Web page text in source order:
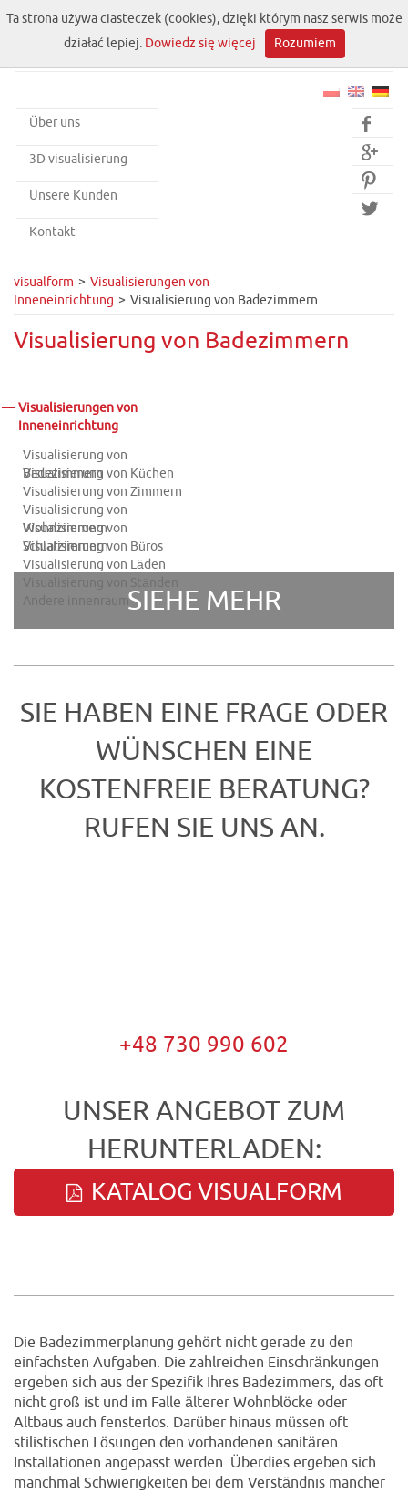




Über uns
3D visualisierung
Unsere Kunden
Kontakt
visualform
Visualisierungen von
Inneneinrichtung
Visualisierung von Badezimmern
Visualisierung von Badezimmern
Visualisierungen von
Inneneinrichtung
Visualisierung von
Badezimmern
Visualisierung von Küchen
Visualisierung von Zimmern
Visualisierung von
Wohnzimmern
Visualisierung von
Schlafzimmern
Visualisierung von Büros
Visualisierung von Läden
Andere innenraumSIEHE MEHR
SIE HABEN EINE FRAGE ODER
WÜNSCHEN EINE
KOSTENFREIE BERATUNG?
RUFEN SIE UNS AN.
+48 730 990 602
UNSER ANGEBOT ZUM
HERUNTERLADEN:
KATALOG VISUALFORM
Die Badezimmerplanung gehört nicht gerade zu den
einfachsten Aufgaben. Die zahlreichen Einschränkungen
ergeben sich aus der Spezifik Ihres Badezimmers, das oft
nicht groß ist und im Falle älterer Wohnblöcke oder
Altbaus auch fensterlos. Darüber hinaus müssen oft
stilistischen Lösungen den vorhandenen sanitären
Installationen angepasst werden. Überdies ergeben sich
manchmal Schwierigkeiten bei dem Verständnis mancher
Ta strona używa ciasteczek (cookies), dzięki którym nasz serwis może
działać lepiej. Dowiedz się więcej Rozumiem